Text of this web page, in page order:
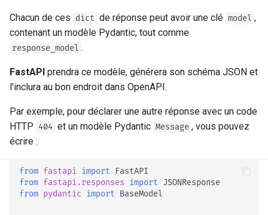
Modèles supplémentaires
Code d'état de la réponse
Données de formulaire
Modèles de formulaire
Envoyer des fichiers
Utiliser des formulaires et
des fichiers de requête
Static Files - StaticFiles
Templating - Jinja2Templates
Test Client - TestClient
Chacun de ces dict de réponse peut avoir une clé model ,
contenant un modèle Pydantic, tout comme
response_model .
FastAPI prendra ce modèle, générera son schéma JSON et
l'inclura au bon endroit dans OpenAPI.
Par exemple, pour déclarer une autre réponse avec un code
HTTP 404 et un modèle Pydantic Message , vous pouvez
écrire :
from fastapi import
FastAPI
from fastapi.responses import JSONResponse
from pydantic import BaseModel